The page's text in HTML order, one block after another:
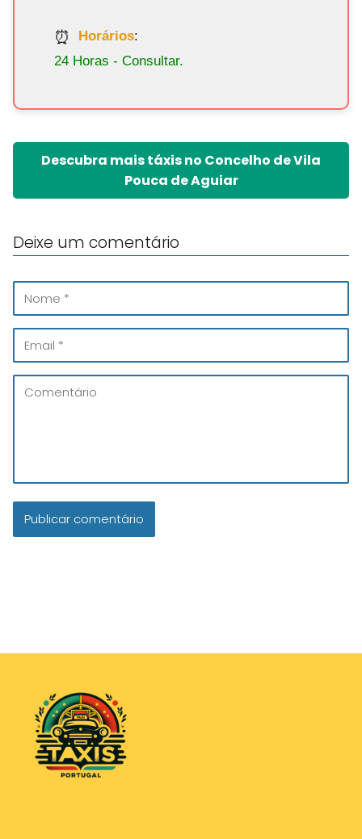
Horários:
24 Horas - Consultar.
Descubra mais táxis no Concelho de Vila
Pouca de Aguiar
Deixe um comentário